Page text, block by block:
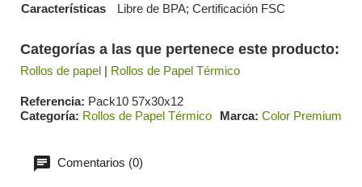
Características
Libre de BPA; Certificación FSC
Categorías a las que pertenece este producto:
Rollos de papel | Rollos de Papel Térmico
Referencia Pack10 57x30x12
Categoría Rollos de Papel Térmico Marca Color Premium
Comentarios (0)